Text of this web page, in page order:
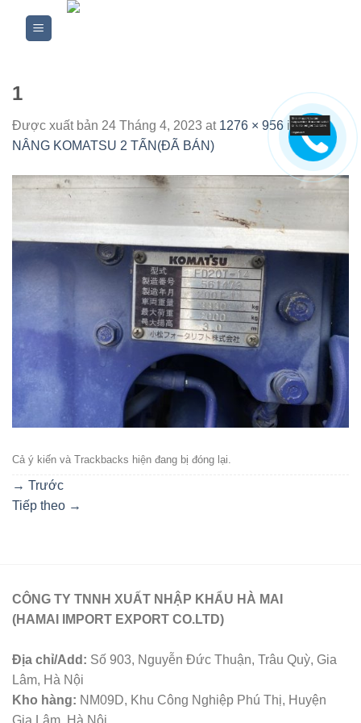
1
Được xuất bản 24 Tháng 4, 2023 at 1276 × 956 inXE
NÂNG KOMATSU 2 TẤN(ĐÃ BÁN)
Cả ý kiến ​​và Trackbacks hiện đang bị đóng lại.
→ Trước
Tiếp theo →
CÔNG TY TNNH XUẤT NHẬP KHẨU HÀ MAI
(HAMAI IMPORT EXPORT CO.LTD)
Địa chỉ/Add: Số 903, Nguyễn Đức Thuận, Trâu Quỳ, Gia
Lâm, Hà Nội
Kho hàng: NM09D, Khu Công Nghiệp Phú Thị, Huyện